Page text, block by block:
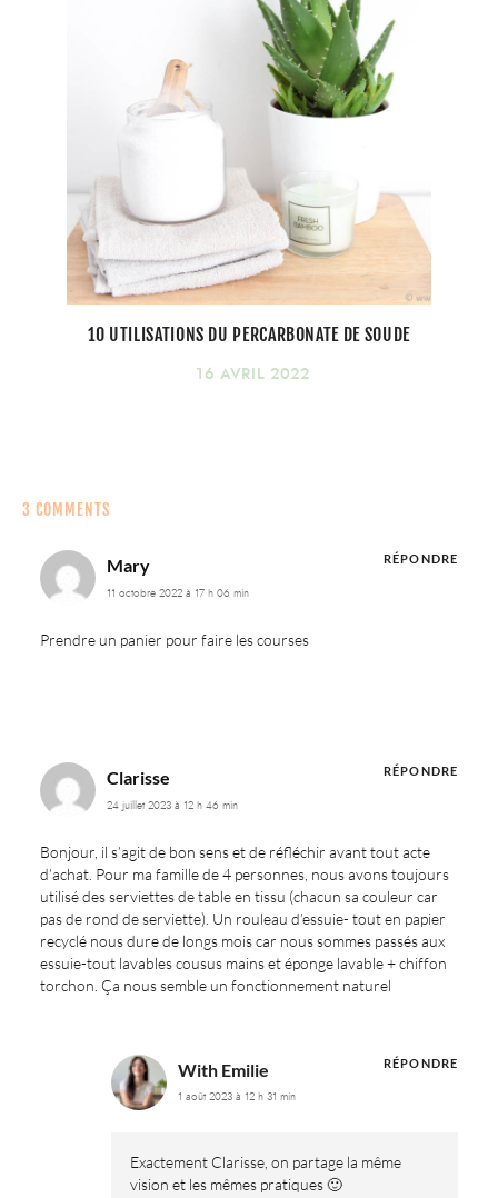
10 UTILISATIONS DU PERCARBONATE DE SOUDE
16 AVRIL 2022
3 COMMENTS
Mary
11 octobre 2022 à 17 h 06 min
Prendre un panier pour faire les courses
RÉPONDRE
Clarisse
24 juillet 2023 à 12 h 46 min
Bonjour, il s’agit de bon sens et de réfléchir avant tout acte
d’achat. Pour ma famille de 4 personnes, nous avons toujours
utilisé des serviettes de table en tissu (chacun sa couleur car
pas de rond de serviette). Un rouleau d’essuie- tout en papier
recyclé nous dure de longs mois car nous sommes passés aux
essuie-tout lavables cousus mains et éponge lavable + chiffon
torchon. Ça nous semble un fonctionnement naturel
RÉPONDRE
With Emilie
1 août 2023 à 12 h 31 min
Exactement Clarisse, on partage la même
vision et les mêmes pratiques 🙂
RÉPONDRE